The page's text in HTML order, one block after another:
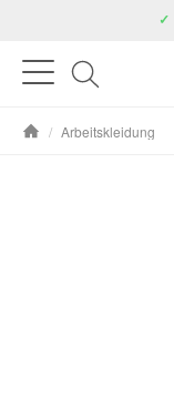
/ Arbeitskleidung